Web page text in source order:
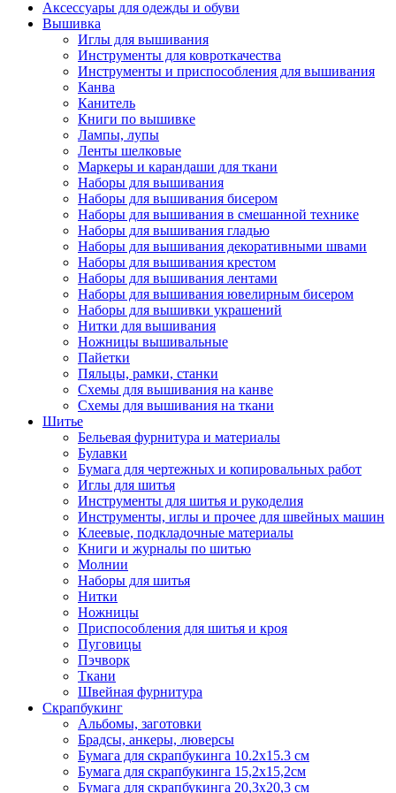
Аксессуары для одежды и обуви
Вышивка
Иглы для вышивания
Инструменты для ковроткачества
Инструменты и приспособления для вышивания
Канва
Канитель
Книги по вышивке
Лампы, лупы
Ленты шелковые
Маркеры и карандаши для ткани
Наборы для вышивания
Наборы для вышивания бисером
Наборы для вышивания в смешанной технике
Наборы для вышивания гладью
Наборы для вышивания декоративными швами
Наборы для вышивания крестом
Наборы для вышивания лентами
Наборы для вышивания ювелирным бисером
Наборы для вышивки украшений
Нитки для вышивания
Ножницы вышивальные
Пайетки
Пяльцы, рамки, станки
Схемы для вышивания на канве
Схемы для вышивания на ткани
Шитье
Бельевая фурнитура и материалы
Булавки
Бумага для чертежных и копировальных работ
Иглы для шитья
Инструменты для шитья и рукоделия
Инструменты, иглы и прочее для швейных машин
Клеевые, подкладочные материалы
Книги и журналы по шитью
Молнии
Наборы для шитья
Нитки
Ножницы
Приспособления для шитья и кроя
Пуговицы
Пэчворк
Ткани
Швейная фурнитура
Скрапбукинг
Альбомы, заготовки
Брадсы, анкеры, люверсы
Бумага для скрапбукинга 10.2х15.3 см
Бумага для скрапбукинга 15,2х15,2см
Бумага для скрапбукинга 20,3х20,3 см